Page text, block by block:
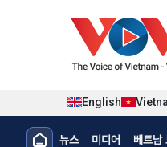
English
Menu trang
뉴스 미디어 베트남